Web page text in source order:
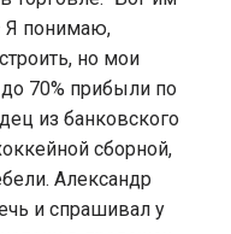
Я понимаю,
но мои
70% прибыли по
из банковского
сборной,
Александр
и спрашивал у